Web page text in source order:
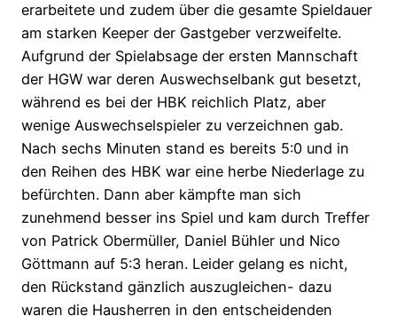
erarbeitete und zudem über die gesamte Spieldauer
am starken Keeper der Gastgeber verzweifelte.
Aufgrund der Spielabsage der ersten Mannschaft
der HGW war deren Auswechselbank gut besetzt,
während es bei der HBK reichlich Platz, aber
wenige Auswechselspieler zu verzeichnen gab.
Nach sechs Minuten stand es bereits 5:0 und in
den Reihen des HBK war eine herbe Niederlage zu
befürchten. Dann aber kämpfte man sich
zunehmend besser ins Spiel und kam durch Treffer
von Patrick Obermüller, Daniel Bühler und Nico
Göttmann auf 5:3 heran. Leider gelang es nicht,
den Rückstand gänzlich auszugleichen- dazu
waren die Hausherren in den entscheidenden